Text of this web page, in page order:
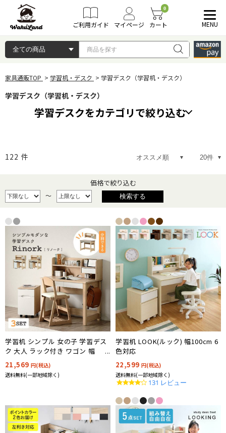
ご利用ガイド マイページ
0
カート MENU
家具通販TOP 学習机・デスク 学習デスク（学習机・デスク）
学習デスク（学習机・デスク）
学習デスクをカテゴリで絞り込む
122 件
価格で絞り込む
～
学習机 シンプル 女の子 学習デス
ク 大人 ラック付き ワゴン 幅
98cm 3点セット Rinork(リノー
ク) 2色対応
21,569 円(税込)
送料無料(一部地域除く)
学習机 LOOK(ルック) 幅100cm 6
色対応
22,599 円(税込)
送料無料(一部地域除く)
4.2
rating
131 レビュー